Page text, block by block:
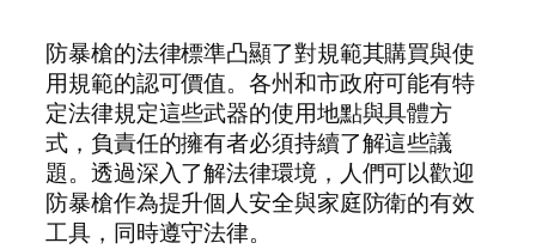
防暴槍的法律標準凸顯了對規範其購買與使
用規範的認可價值。各州和市政府可能有特
定法律規定這些武器的使用地點與具體方
式，負責任的擁有者必須持續了解這些議
題。透過深入了解法律環境，人們可以歡迎
防暴槍作為提升個人安全與家庭防衛的有效
工具，同時遵守法律。